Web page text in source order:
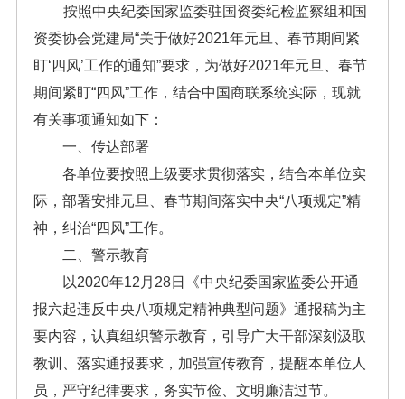
按照中央纪委国家监委驻国资委纪检监察组和国
资委协会党建局“关于做好2021年元旦、春节期间紧
盯‘四风’工作的通知”要求，为做好2021年元旦、春节
期间紧盯“四风”工作，结合中国商联系统实际，现就
有关事项通知如下：
一、传达部署
各单位要按照上级要求贯彻落实，结合本单位实
际，部署安排元旦、春节期间落实中央“八项规定”精
神，纠治“四风”工作。
二、警示教育
以2020年12月28日《中央纪委国家监委公开通
报六起违反中央八项规定精神典型问题》通报稿为主
要内容，认真组织警示教育，引导广大干部深刻汲取
教训、落实通报要求，加强宣传教育，提醒本单位人
员，严守纪律要求，务实节俭、文明廉洁过节。